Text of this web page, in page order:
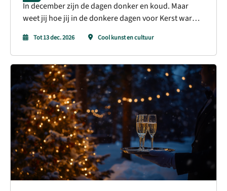
In december zijn de dagen donker en koud. Maar
weet jij hoe jij in de donkere dagen voor Kerst warm
Doe mee met het leukste evenement van december:
De Santa Run Heerhugowaard is dit jaar op zondag
13 december 2026!
Tot 13 dec. 2026 Cool kunst en cultuur